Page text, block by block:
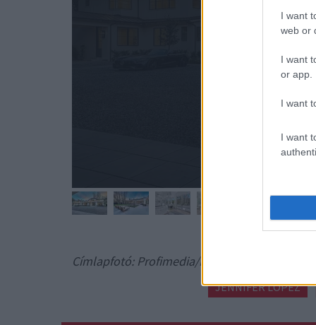
I want
web or
I want
or app.
I want
I want
Címlapfotó: Profimedia/RedDot
JENNIFER LOPEZ